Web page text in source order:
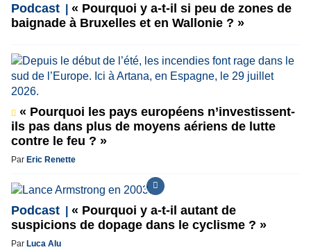
Podcast
« Pourquoi y a-t-il si peu de zones de
baignade à Bruxelles et en Wallonie ? »
« Pourquoi les pays européens n’investissent-
ils pas dans plus de moyens aériens de lutte
contre le feu ? »
Par Eric Renette
Podcast
« Pourquoi y a-t-il autant de
suspicions de dopage dans le cyclisme ? »
Par Luca Alu